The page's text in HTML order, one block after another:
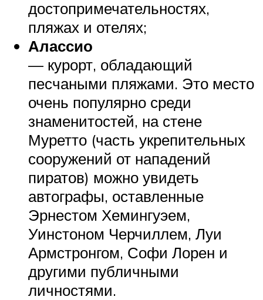
достопримечательностях,
пляжах и отелях;
Алассио
— курорт, обладающий
песчаными пляжами. Это место
очень популярно среди
знаменитостей, на стене
Муретто (часть укрепительных
сооружений от нападений
пиратов) можно увидеть
автографы, оставленные
Эрнестом Хемингуэем,
Уинстоном Черчиллем, Луи
Армстронгом, Софи Лорен и
другими публичными
личностями.